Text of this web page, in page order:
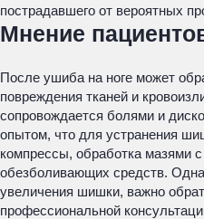
пострадавшего от вероятных
Мнение
После ушиба на ноге может
повреждения тканей и
сопровождается болями и
опытом, что для устранения
компрессы, обработка мазями
обезболивающих средств.
увеличения шишки, важно
профессиональной